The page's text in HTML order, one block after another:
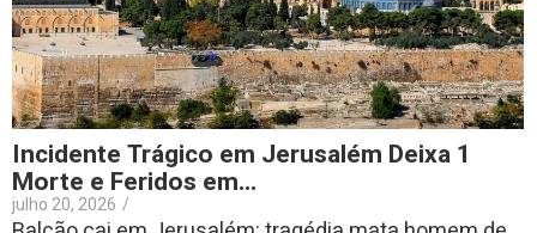
Incidente Trágico em Jerusalém Deixa 1
Morte e Feridos em…
julho 20, 2026 /